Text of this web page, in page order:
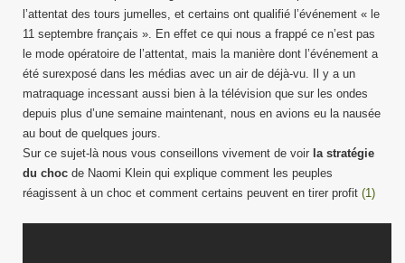
l’attentat des tours jumelles, et certains ont qualifié l’événement « le
11 septembre français ». En effet ce qui nous a frappé ce n’est pas
le mode opératoire de l’attentat, mais la manière dont l’événement a
été surexposé dans les médias avec un air de déjà-vu. Il y a un
matraquage incessant aussi bien à la télévision que sur les ondes
depuis plus d’une semaine maintenant, nous en avions eu la nausée
au bout de quelques jours.
Sur ce sujet-là nous vous conseillons vivement de voir la stratégie
du choc de Naomi Klein qui explique comment les peuples
réagissent à un choc et comment certains peuvent en tirer profit (1)